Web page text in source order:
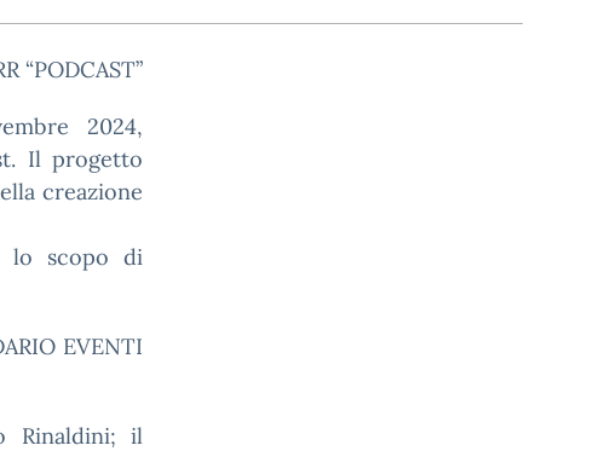
“PODCAST”
2024,
Il progetto
creazione
lo scopo di
EVENTI
Rinaldini; il